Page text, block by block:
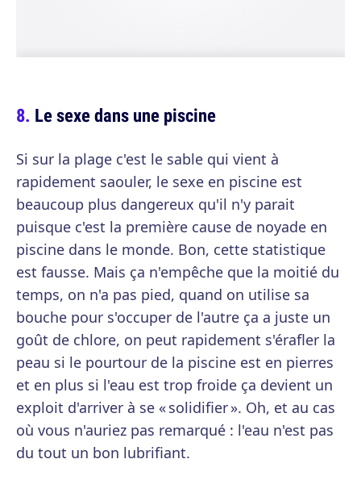
Le sexe dans une piscine
Si sur la plage c'est le sable qui vient à
rapidement saouler, le sexe en piscine est
beaucoup plus dangereux qu'il n'y parait
puisque c'est la première cause de noyade en
piscine dans le monde. Bon, cette statistique
est fausse. Mais ça n'empêche que la moitié du
temps, on n'a pas pied, quand on utilise sa
bouche pour s'occuper de l'autre ça a juste un
goût de chlore, on peut rapidement s'érafler la
peau si le pourtour de la piscine est en pierres
et en plus si l'eau est trop froide ça devient un
exploit d'arriver à se « solidifier ». Oh, et au cas
où vous n'auriez pas remarqué : l'eau n'est pas
du tout un bon lubrifiant.